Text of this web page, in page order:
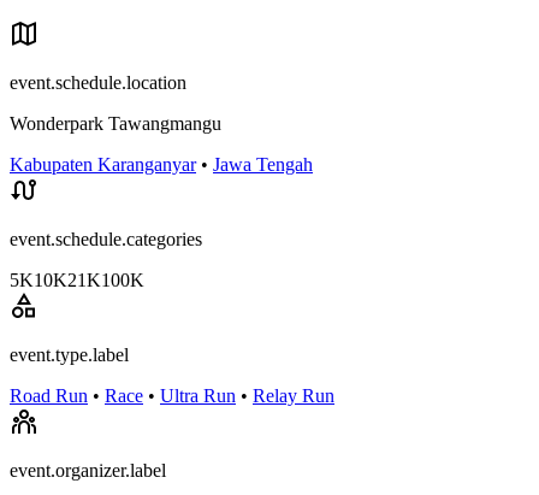
event.schedule.location
Wonderpark Tawangmangu
Kabupaten Karanganyar• Jawa Tengah
event.schedule.categories
5K10K21K100K
event.type.label
Road Run • Race • Ultra Run • Relay Run
event.organizer.label